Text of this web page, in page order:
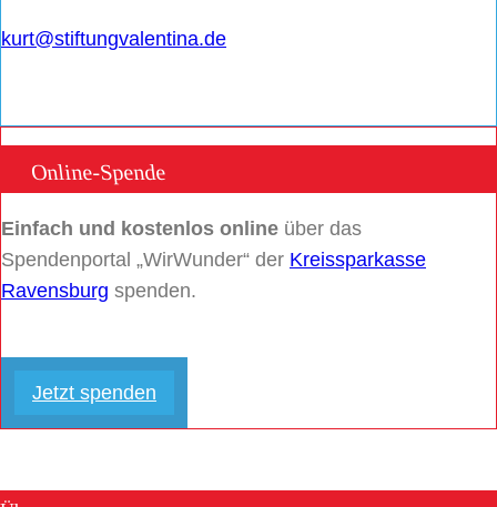
kurt@stiftungvalentina.de
Online-Spende
Einfach und kostenlos online über das
Spendenportal „WirWunder“ der Kreissparkasse
Ravensburg spenden.
Jetzt spenden